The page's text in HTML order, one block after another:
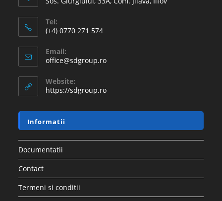
Tel:
(+4) 0770 271 574
Email:
office@sdgroup.ro
Website:
https://sdgroup.ro
Informatii
Documentatii
Contact
Termeni si conditii